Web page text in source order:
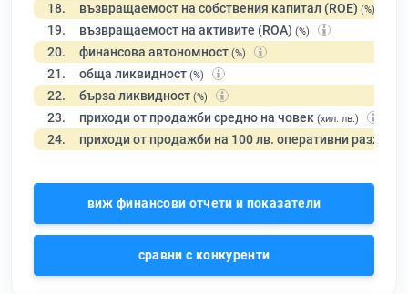
18. възвращаемост на собствения капитал (ROE) (%)
19. възвращаемост на активите (ROA) (%)
20. финансова автономност (%)
21. обща ликвидност (%)
22. бърза ликвидност (%)
23. приходи от продажби средно на човек (хил. лв.)
24. приходи от продажби на 100 лв. оперативни разходи
виж финансови отчети и показатели
сравни с конкуренти